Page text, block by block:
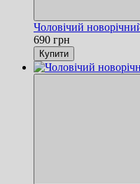
Чоловічий
690 грн
Купити